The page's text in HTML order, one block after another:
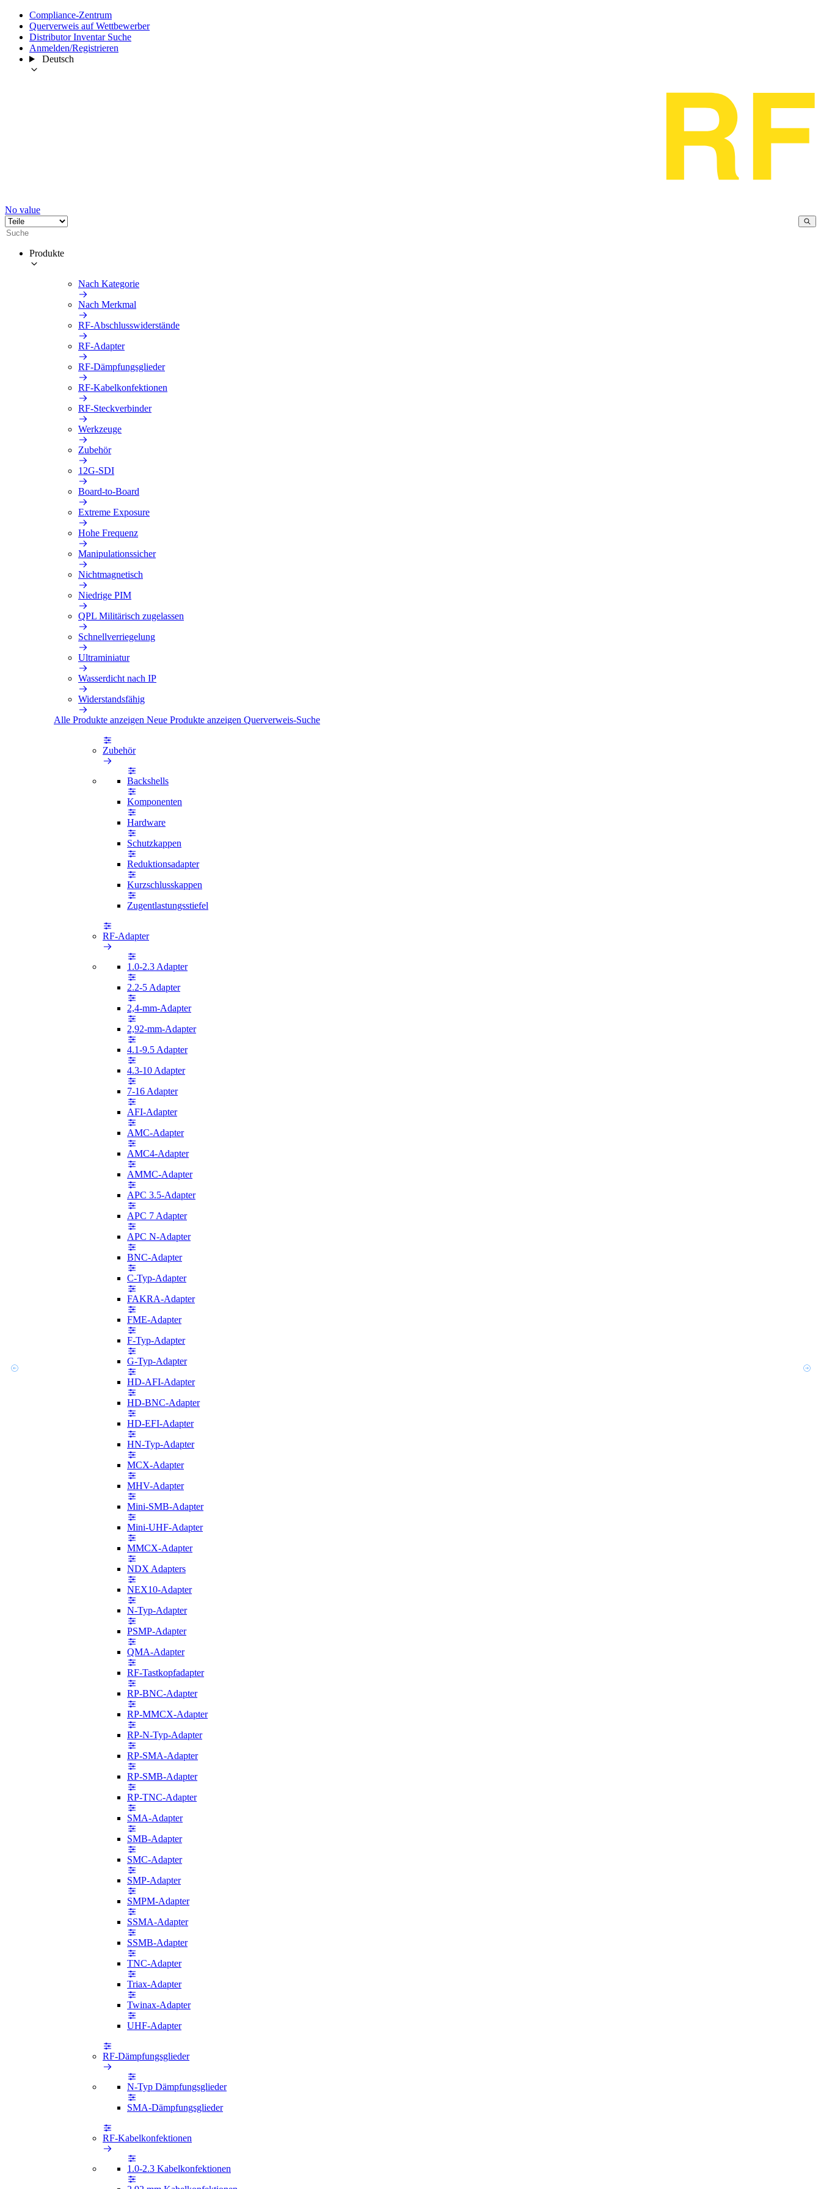
Compliance-Zentrum
Querverweis auf Wettbewerber
Distributor Inventar Suche
Anmelden/Registrieren
Deutsch
No value
Produkte
Nach Kategorie
Nach Merkmal
RF-Abschlusswiderstände
RF-Adapter
RF-Dämpfungsglieder
RF-Kabelkonfektionen
RF-Steckverbinder
Werkzeuge
Zubehör
12G-SDI
Board-to-Board
Extreme Exposure
Hohe Frequenz
Manipulationssicher
Nichtmagnetisch
Niedrige PIM
QPL Militärisch zugelassen
Schnellverriegelung
Ultraminiatur
Wasserdicht nach IP
Widerstandsfähig
Alle Produkte anzeigen Neue Produkte anzeigen Querverweis-Suche
Zubehör
Backshells
Komponenten
Hardware
Schutzkappen
Reduktionsadapter
Kurzschlusskappen
Zugentlastungsstiefel
RF-Adapter
1.0-2.3 Adapter
2.2-5 Adapter
2,4-mm-Adapter
2,92-mm-Adapter
4.1-9.5 Adapter
4.3-10 Adapter
7-16 Adapter
AFI-Adapter
AMC-Adapter
AMC4-Adapter
AMMC-Adapter
APC 3.5-Adapter
APC 7 Adapter
APC N-Adapter
BNC-Adapter
C-Typ-Adapter
FAKRA-Adapter
FME-Adapter
F-Typ-Adapter
G-Typ-Adapter
HD-AFI-Adapter
HD-BNC-Adapter
HD-EFI-Adapter
HN-Typ-Adapter
MCX-Adapter
MHV-Adapter
Mini-SMB-Adapter
Mini-UHF-Adapter
MMCX-Adapter
NDX Adapters
NEX10-Adapter
N-Typ-Adapter
PSMP-Adapter
QMA-Adapter
RF-Tastkopfadapter
RP-BNC-Adapter
RP-MMCX-Adapter
RP-N-Typ-Adapter
RP-SMA-Adapter
RP-SMB-Adapter
RP-TNC-Adapter
SMA-Adapter
SMB-Adapter
SMC-Adapter
SMP-Adapter
SMPM-Adapter
SSMA-Adapter
SSMB-Adapter
TNC-Adapter
Triax-Adapter
Twinax-Adapter
UHF-Adapter
RF-Dämpfungsglieder
N-Typ Dämpfungsglieder
SMA-Dämpfungsglieder
RF-Kabelkonfektionen
1.0-2.3 Kabelkonfektionen